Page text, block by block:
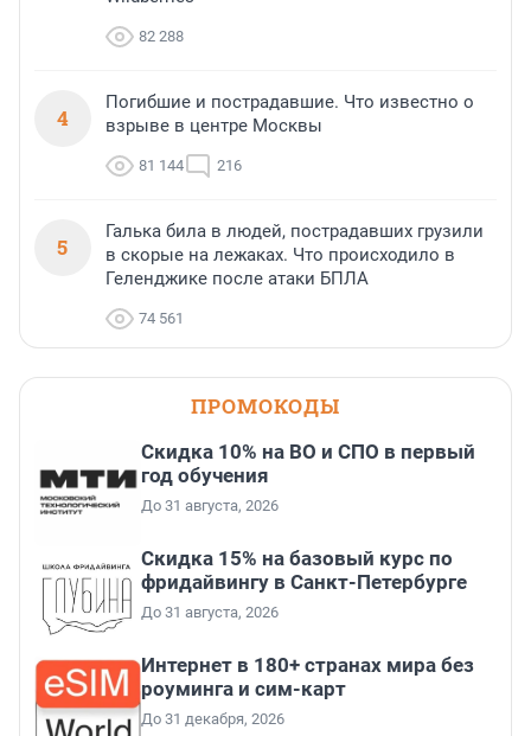
82 288
4
Погибшие и пострадавшие. Что известно о
взрыве в центре Москвы
81 144 216
5
Галька била в людей, пострадавших грузили
в скорые на лежаках. Что происходило в
Геленджике после атаки БПЛА
74 561
ПРОМОКОДЫ
Скидка 10% на ВО и СПО в первый
год обучения
До 31 августа, 2026
Скидка 15% на базовый курс по
фридайвингу в Санкт-Петербурге
До 31 августа, 2026
Интернет в 180+ странах мира без
роуминга и сим-карт
До 31 декабря, 2026